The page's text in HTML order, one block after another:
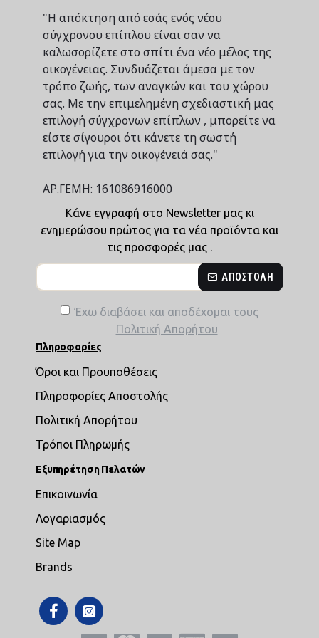
"Η απόκτηση από εσάς ενός νέου
σύγχρονου επίπλου είναι σαν να
καλωσορίζετε στο σπίτι ένα νέο μέλος της
οικογένειας. Συνδυάζεται άμεσα με τον
τρόπο ζωής, των αναγκών και του χώρου
σας. Με την επιμελημένη σχεδιαστική μας
επιλογή σύγχρονων επίπλων , μπορείτε να
είστε σίγουροι ότι κάνετε τη σωστή
επιλογή για την οικογένειά σας."
ΑΡ.ΓΕΜΗ: 161086916000
Κάνε εγγραφή στο Newsletter μας κι
ενημερώσου πρώτος για τα νέα προϊόντα και
τις προσφορές μας .
ΑΠΟΣΤΟΛΉ
Έχω διαβάσει και αποδέχομαι τους
Πολιτική Απορήτου
Πληροφορίες
Όροι και Προυποθέσεις
Πληροφορίες Αποστολής
Πολιτική Απορήτου
Τρόποι Πληρωμής
Εξυπηρέτηση Πελατών
Επικοινωνία
Λογαριασμός
Site Map
Brands